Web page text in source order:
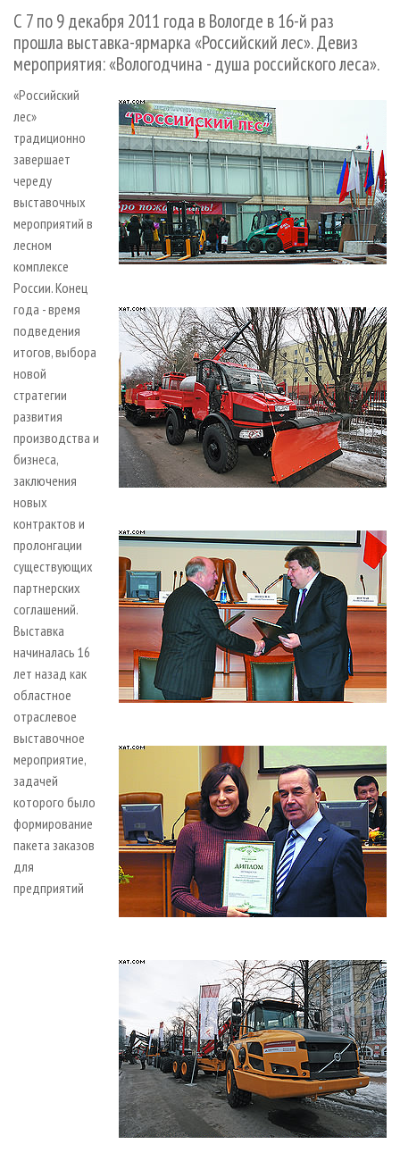
СУШКА ДРЕВЕСИНЫ
ПРОИЗВОДСТВО ДРЕВЕСНЫХ ПЛИТ
ДЕРЕВЯННОЕ ДОМОСТРОЕНИЕ
ПРОИЗВОДСТВО МЕБЕЛИ
БИОЭНЕРГЕТИКА
ЦБП
ИНСТРУМЕНТ И МАТЕРИАЛЫ
ПЕРСОНЫ
МОБИЛЬНЫЕ ВЫСТАВКИ
ОФИЦИАЛЬНЫЕ ДЕЛЕГАЦИИ
ПРИОРИТЕТНЫЕ ИНВЕСТПРОЕКТЫ
RUSSIAN FORESTRY REVIEW
ГАЗЕТА ЛЕСПРОМФОРУМ
БИБЛИОТЕКА СПЕЦИАЛИСТА
КОНТАКТЫ
РЕКЛАМА
РЕКЛАМА НА САЙТЕ
С 7 по 9 декабря 2011 года в Вологде в 16-й раз
прошла выставка-ярмарка «Российский лес». Девиз
мероприятия: «Вологодчина - душа российского леса».
«Российский
лес»
традиционно
завершает
череду
выставочных
мероприятий в
лесном
комплексе
России. Конец
года - время
подведения
итогов, выбора
новой
стратегии
развития
производства и
бизнеса,
заключения
новых
контрактов и
пролонгации
существующих
партнерских
соглашений.
Выставка
начиналась 16
лет назад как
областное
отраслевое
выставочное
мероприятие,
задачей
которого было
формирование
пакета заказов
для
предприятий